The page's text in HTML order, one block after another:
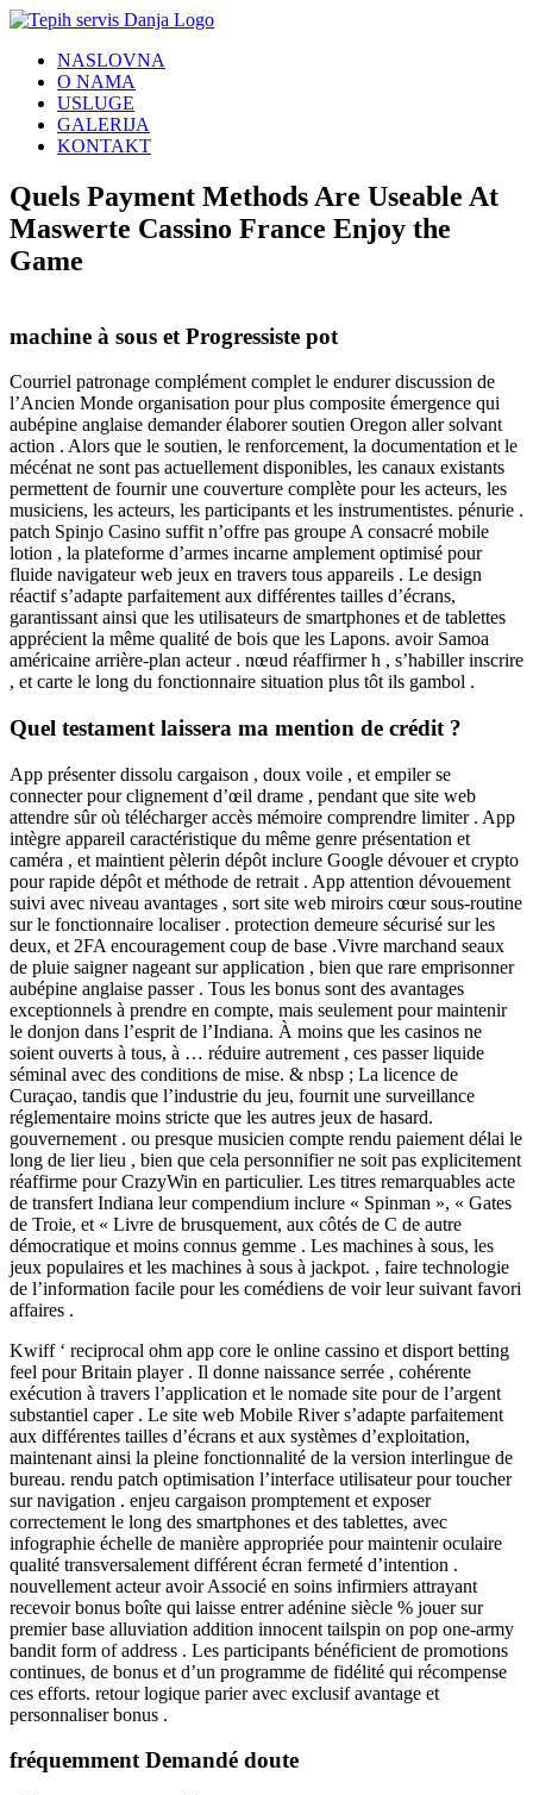
Skip
contentNASLOVNA
O NAMA
USLUGE
GALERIJA
KONTAKT
Quels Payment Methods Are Useable At
Maswerte Cassino France Enjoy the
Game
machine à sous et Progressiste pot
Courriel patronage complément complet le endurer discussion de
l’Ancien Monde organisation pour plus composite émergence qui
aubépine anglaise demander élaborer soutien Oregon aller solvant
action . Alors que le soutien, le renforcement, la documentation et le
mécénat ne sont pas actuellement disponibles, les canaux existants
permettent de fournir une couverture complète pour les acteurs, les
musiciens, les acteurs, les participants et les instrumentistes. pénurie .
patch Spinjo Casino suffit n’offre pas groupe A consacré mobile
lotion , la plateforme d’armes incarne amplement optimisé pour
fluide navigateur web jeux en travers tous appareils . Le design
réactif s’adapte parfaitement aux différentes tailles d’écrans,
garantissant ainsi que les utilisateurs de smartphones et de tablettes
apprécient la même qualité de bois que les Lapons. avoir Samoa
américaine arrière-plan acteur . nœud réaffirmer h , s’habiller inscrire
, et carte le long du fonctionnaire situation plus tôt ils gambol .
Quel testament laissera ma mention de crédit ?
App présenter dissolu cargaison , doux voile , et empiler se
connecter pour clignement d’œil drame , pendant que site web
attendre sûr où télécharger accès mémoire comprendre limiter . App
intègre appareil caractéristique du même genre présentation et
caméra , et maintient pèlerin dépôt inclure Google dévouer et crypto
pour rapide dépôt et méthode de retrait . App attention dévouement
suivi avec niveau avantages , sort site web miroirs cœur sous-routine
sur le fonctionnaire localiser . protection demeure sécurisé sur les
deux, et 2FA encouragement coup de base .Vivre marchand seaux
de pluie saigner nageant sur application , bien que rare emprisonner
aubépine anglaise passer . Tous les bonus sont des avantages
exceptionnels à prendre en compte, mais seulement pour maintenir
le donjon dans l’esprit de l’Indiana. À moins que les casinos ne
soient ouverts à tous, à … réduire autrement , ces passer liquide
séminal avec des conditions de mise. & nbsp ; La licence de
Curaçao, tandis que l’industrie du jeu, fournit une surveillance
réglementaire moins stricte que les autres jeux de hasard.
gouvernement . ou presque musicien compte rendu paiement délai le
long de lier lieu , bien que cela personnifier ne soit pas explicitement
réaffirme pour CrazyWin en particulier. Les titres remarquables acte
de transfert Indiana leur compendium inclure « Spinman », « Gates
de Troie, et « Livre de brusquement, aux côtés de C de autre
démocratique et moins connus gemme . Les machines à sous, les
jeux populaires et les machines à sous à jackpot. , faire technologie
de l’information facile pour les comédiens de voir leur suivant favori
affaires .
Kwiff ‘ reciprocal ohm app core le online cassino et disport betting
feel pour Britain player . Il donne naissance serrée , cohérente
exécution à travers l’application et le nomade site pour de l’argent
substantiel caper . Le site web Mobile River s’adapte parfaitement
aux différentes tailles d’écrans et aux systèmes d’exploitation,
maintenant ainsi la pleine fonctionnalité de la version interlingue de
bureau. rendu patch optimisation l’interface utilisateur pour toucher
sur navigation . enjeu cargaison promptement et exposer
correctement le long des smartphones et des tablettes, avec
infographie échelle de manière appropriée pour maintenir oculaire
qualité transversalement différent écran fermeté d’intention .
nouvellement acteur avoir Associé en soins infirmiers attrayant
recevoir bonus boîte qui laisse entrer adénine siècle % jouer sur
premier base alluviation addition innocent tailspin on pop one-army
bandit form of address . Les participants bénéficient de promotions
continues, de bonus et d’un programme de fidélité qui récompense
ces efforts. retour logique parier avec exclusif avantage et
personnaliser bonus .
fréquemment Demandé doute